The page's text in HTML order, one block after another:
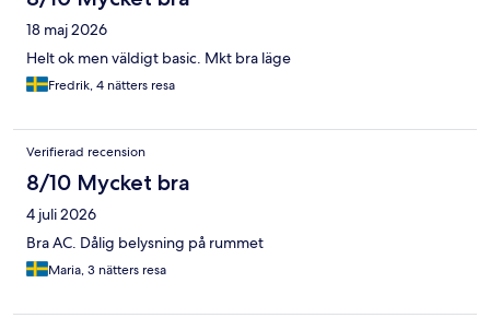
18 maj 2026
Helt ok men väldigt basic. Mkt bra läge
Fredrik, 4 nätters resa
Verifierad recension
8/10 Mycket bra
4 juli 2026
Bra AC. Dålig belysning på rummet
Maria, 3 nätters resa